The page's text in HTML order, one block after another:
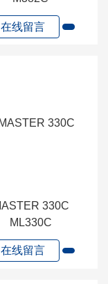
在线留言
330C
ML330C
在线留言